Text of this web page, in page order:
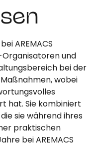
AREMACS
und
bei der
wobei
hat. Sie kombiniert
sie während ihres
praktischen
bei AREMACS